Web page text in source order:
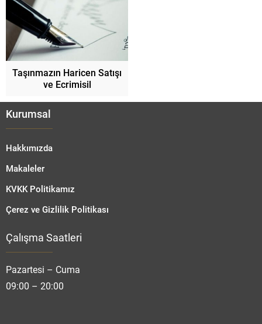
Taşınmazın Haricen Satışı
ve Ecrimisil
Kurumsal
Hakkımızda
Makaleler
KVKK Politikamız
Çerez ve Gizlilik Politikası
Çalışma Saatleri
Pazartesi – Cuma
09:00 – 20:00